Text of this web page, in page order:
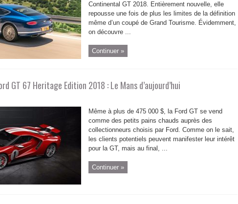
Continental GT 2018. Entièrement nouvelle, elle
repousse une fois de plus les limites de la définition
même d’un coupé de Grand Tourisme. Évidemment,
on découvre ...
Continuer »
GT 67 Heritage Edition 2018 : Le Mans d’aujourd’hui
Même à plus de 475 000 $, la Ford GT se vend
comme des petits pains chauds auprès des
collectionneurs choisis par Ford. Comme on le sait,
les clients potentiels peuvent manifester leur intérêt
pour la GT, mais au final, ...
Continuer »